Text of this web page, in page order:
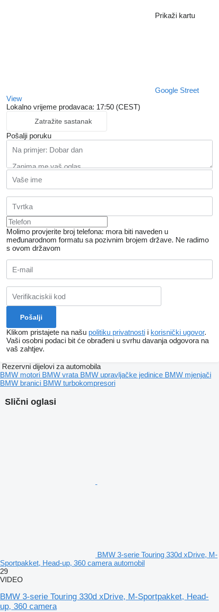
Prikaži kartu
Google Street
View
Lokalno vrijeme prodavaca: 17:50 (CEST)
Zatražite sastanak
Pošalji poruku
Molimo provjerite broj telefona: mora biti naveden u
međunarodnom formatu sa pozivnim brojem države. Ne radimo
s ovom državom
Klikom pristajete na našu politiku privatnosti i korisnički ugovor.
Vaši osobni podaci bit će obrađeni u svrhu davanja odgovora na
vaš zahtjev.
Slični oglasi
BMW 3-serie Touring 330d xDrive, M-
Sportpakket, Head-up, 360 camera automobil
29
VIDEO
BMW 3-serie Touring 330d xDrive, M-Sportpakket, Head-
up, 360 camera
Rezervni dijelovi za automobila
BMW motori BMW vrata BMW upravljačke jedinice BMW mjenjači
BMW branici BMW turbokompresori